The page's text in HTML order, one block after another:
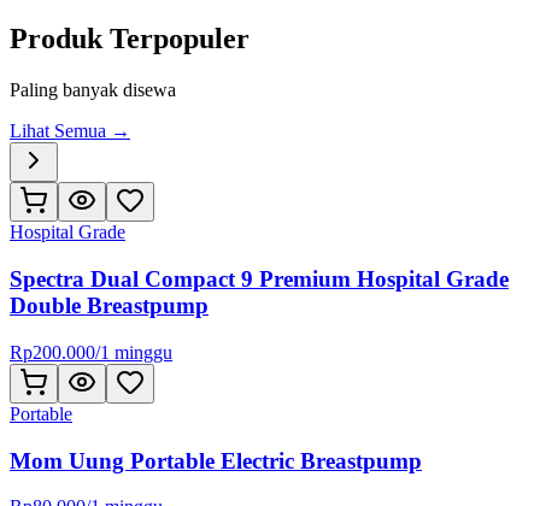
Produk Terpopuler
Paling banyak disewa
Lihat Semua →
Hospital Grade
Spectra Dual Compact 9 Premium Hospital Grade
Double Breastpump
Rp200.000/1 minggu
Portable
Mom Uung Portable Electric Breastpump